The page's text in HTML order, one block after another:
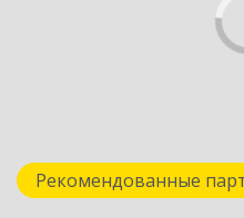
Рекомендованные